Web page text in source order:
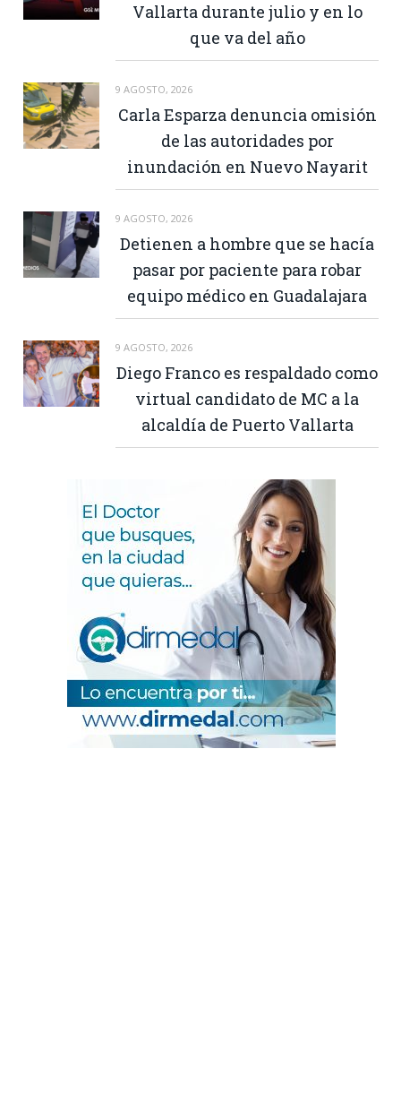
Vallarta durante julio y en lo
que va del año
9 AGOSTO, 2026
Carla Esparza denuncia omisión
de las autoridades por
inundación en Nuevo Nayarit
9 AGOSTO, 2026
Detienen a hombre que se hacía
pasar por paciente para robar
equipo médico en Guadalajara
9 AGOSTO, 2026
Diego Franco es respaldado como
virtual candidato de MC a la
alcaldía de Puerto Vallarta